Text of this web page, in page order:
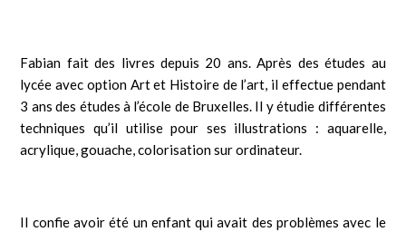
Fabian fait des livres depuis 20 ans. Après des études au
lycée avec option Art et Histoire de l’art, il effectue pendant
3 ans des études à l’école de Bruxelles. Il y étudie différentes
techniques qu’il utilise pour ses illustrations : aquarelle,
acrylique, gouache, colorisation sur ordinateur.
Il confie avoir été un enfant qui avait des problèmes avec le